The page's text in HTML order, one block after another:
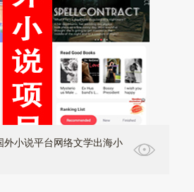
小说平台网络文学出海小